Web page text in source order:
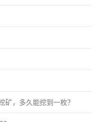
矿，多久能挖到一枚？